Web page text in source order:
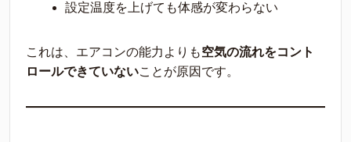
設定温度を上げても体感が変わらない
これは、エアコンの能力よりも空気の流れをコント
ロールできていないことが原因です。